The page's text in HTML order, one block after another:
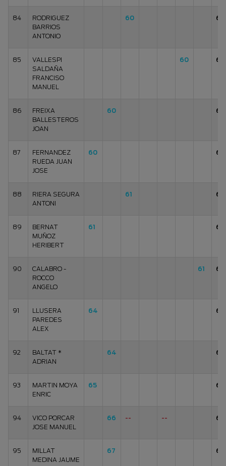
84
RODRIGUEZ
BARRIOS
ANTONIO
60 60
85
VALLESPI
SALDAÑA
FRANCISO
MANUEL
60 60
86
FREIXA
BALLESTEROS
JOAN
60 60
87
FERNANDEZ
RUEDA JUAN
JOSE
60 60
88
RIERA SEGURA
ANTONI
61 61
89
BERNAT
MUÑOZ
HERIBERT
61 61
90
CALABRO -
ROCCO
ANGELO
61 61
91
LLUSERA
PAREDES
ALEX
64 64
92
BALTAT *
ADRIAN
64 64
93
MARTIN MOYA
ENRIC
65 65
94
VICO PORCAR
JOSE MANUEL
66 -- -- 66
95
MILLAT
MEDINA JAUME
67 67